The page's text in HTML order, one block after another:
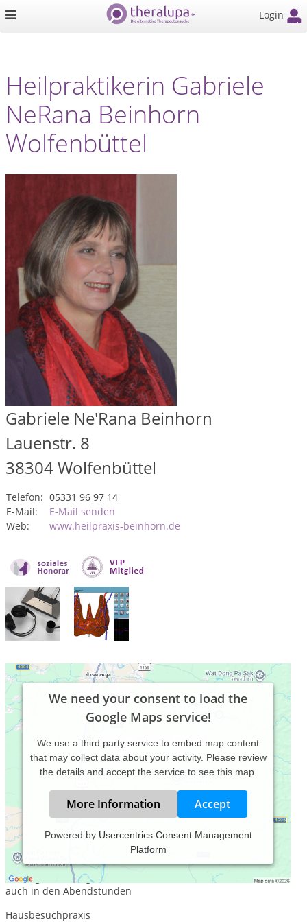
Login
Heilpraktikerin Gabriele
NeRana Beinhorn
Wolfenbüttel
Gabriele Ne'Rana Beinhorn
Lauenstr. 8
38304Wolfenbüttel
Telefon: 05331 96 97 14
E-Mail:
E-Mail senden
Web:
www.heilpraxis-beinhorn.de
We need your consent to load the
Google Maps service!
We use a third party service to embed map content
that may collect data about your activity. Please review
the details and accept the service to see this map.
More Information Accept
Powered by Usercentrics Consent Management
Platform
Praxiszeiten:
Montag bis Freitag,
auch in den Abendstunden
Hausbesuchpraxis